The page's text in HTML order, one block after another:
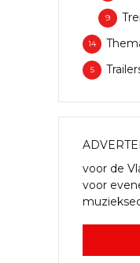
9
14
5
voor de
voor